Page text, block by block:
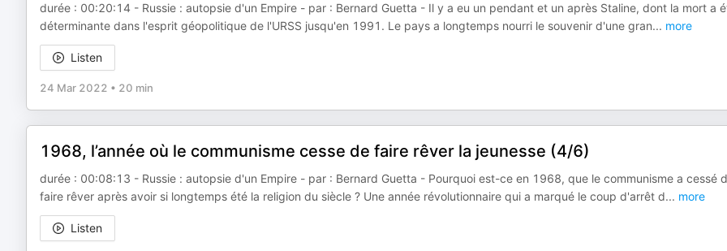
durée : 00:20:14 - Russie : autopsie d'un Empire - par : Bernard Guetta - Il y a eu un pendant et un après Staline, dont la mort a
déterminante dans l'esprit géopolitique de l'URSS jusqu'en 1991. Le pays a longtemps nourri le souvenir d'une gran... more
Listen
24 Mar 2022 • 20 min
1968, l’année où le communisme cesse de faire rêver la jeunesse (4/6)
durée : 00:08:13 - Russie : autopsie d'un Empire - par : Bernard Guetta - Pourquoi est-ce en 1968, que le communisme a cessé
faire rêver après avoir si longtemps été la religion du siècle ? Une année révolutionnaire qui a marqué le coup d'arrêt d... more
Listen